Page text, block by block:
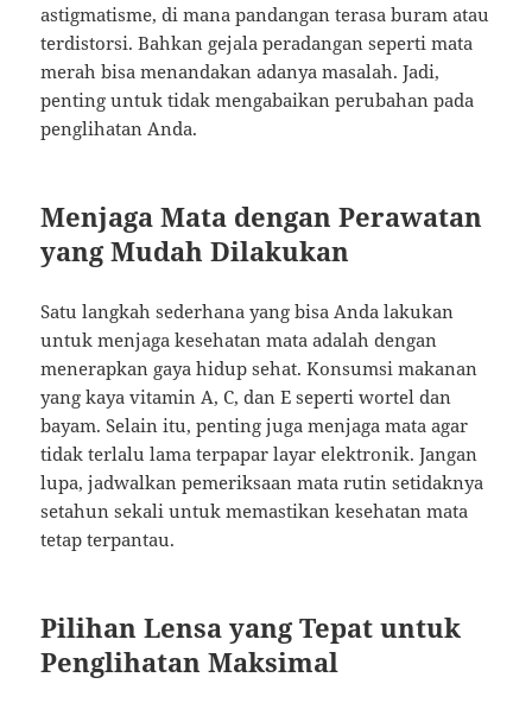
astigmatisme, di mana pandangan terasa buram atau
terdistorsi. Bahkan gejala peradangan seperti mata
merah bisa menandakan adanya masalah. Jadi,
penting untuk tidak mengabaikan perubahan pada
penglihatan Anda.
Menjaga Mata dengan Perawatan
yang Mudah Dilakukan
Satu langkah sederhana yang bisa Anda lakukan
untuk menjaga kesehatan mata adalah dengan
menerapkan gaya hidup sehat. Konsumsi makanan
yang kaya vitamin A, C, dan E seperti wortel dan
bayam. Selain itu, penting juga menjaga mata agar
tidak terlalu lama terpapar layar elektronik. Jangan
lupa, jadwalkan pemeriksaan mata rutin setidaknya
setahun sekali untuk memastikan kesehatan mata
tetap terpantau.
Pilihan Lensa yang Tepat untuk
Penglihatan Maksimal